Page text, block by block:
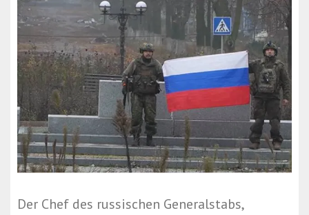
Der Chef des russischen Generalstabs,